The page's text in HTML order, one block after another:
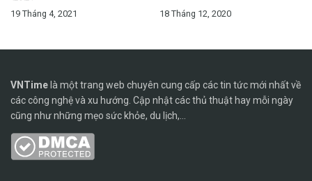
19 Tháng 4, 2021 18 Tháng 12, 2020
VNTime là một trang web chuyên cung cấp các tin tức mới nhất về
các công nghệ và xu hướng. Cập nhật các thủ thuật hay mỗi ngày
cũng như những mẹo sức khỏe, du lịch,...